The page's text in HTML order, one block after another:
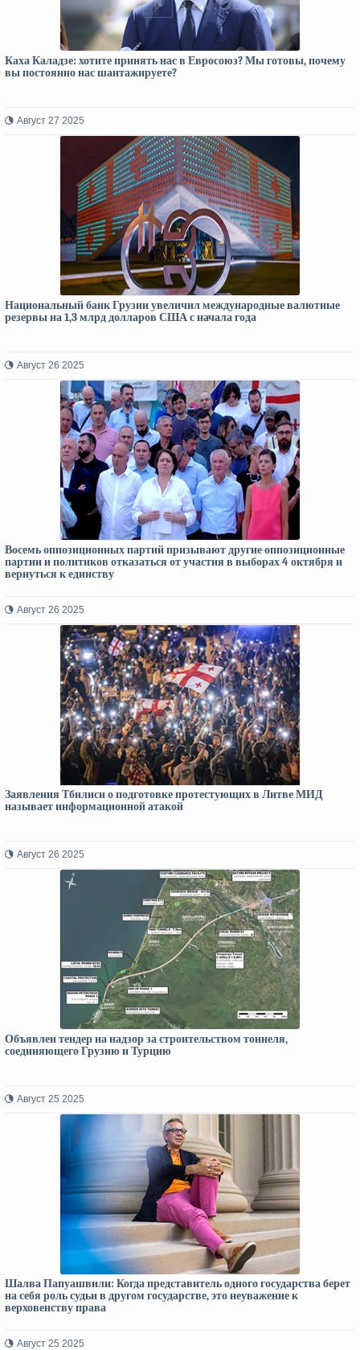
Каха Каладзе: хотите принять нас в Евросоюз? Мы готовы, почему
вы постоянно нас шантажируете?
Август 27 2025
Национальный банк Грузии увеличил международные валютные
резервы на 1,3 млрд долларов США с начала года
Август 26 2025
Восемь оппозиционных партий призывают другие оппозиционные
партии и политиков отказаться от участия в выборах 4 октября и
вернуться к единству
Август 26 2025
Заявления Тбилиси о подготовке протестующих в Литве МИД
называет информационной атакой
Август 26 2025
Объявлен тендер на надзор за строительством тоннеля,
соединяющего Грузию и Турцию
Август 25 2025
Шалва Папуашвили: Когда представитель одного государства берет
на себя роль судьи в другом государстве, это неуважение к
верховенству права
Август 25 2025